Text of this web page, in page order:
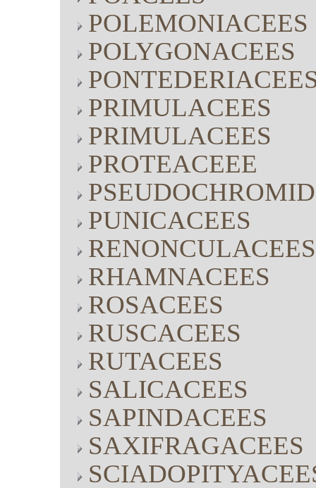
POLEMONIACEES
POLYGONACEES
PRIMULACEES
PRIMULACEES
PROTEACEEE
PUNICACEES
RENONCULACEES
RHAMNACEES
ROSACEES
RUSCACEES
RUTACEES
SALICACEES
SAPINDACEES
SAXIFRAGACEES